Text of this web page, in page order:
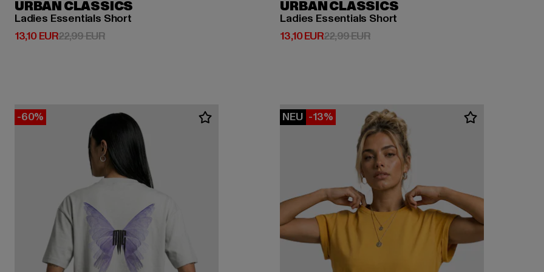
URBAN CLASSICS
Ladies Essentials Short
13,10 EUR
Derzeitiger Preis: 13,10 EUR
22,99 EURAktionspreis: 22,99 EUR
URBAN CLASSICS
Ladies Essentials Short
13,10 EUR
Derzeitiger Preis: 13,10 EUR
22,99 EURAktionspreis: 22,99 EUR
-60% NEU -13%